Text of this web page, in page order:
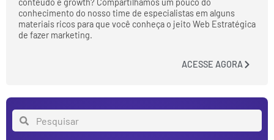
conteúdo e growth? Compartilhamos um pouco do
conhecimento do nosso time de especialistas em alguns
materiais ricos para que você conheça o jeito Web Estratégica
de fazer marketing.
ACESSE AGORA